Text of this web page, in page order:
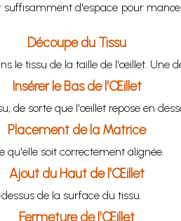
d'espace pour
Découpe du Tissu
le tissu de la taille de l'œillet. Une
Insérer le Bas de l'Œillet
de sorte que l'œillet repose en
Placement de la Matrice
qu'elle soit correctement alignée.
Ajout du Haut de l'Œillet
de la surface du tissu.
Fermeture de l'Œillet